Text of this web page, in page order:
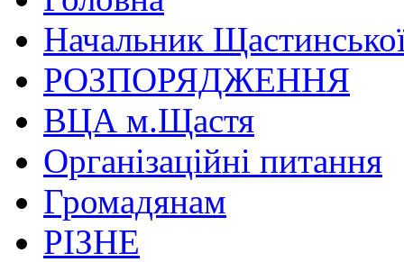
Начальник
РОЗПОРЯДЖЕННЯ
ВЦА м.Щастя
Організаційні питання
Громадянам
РІЗНЕ